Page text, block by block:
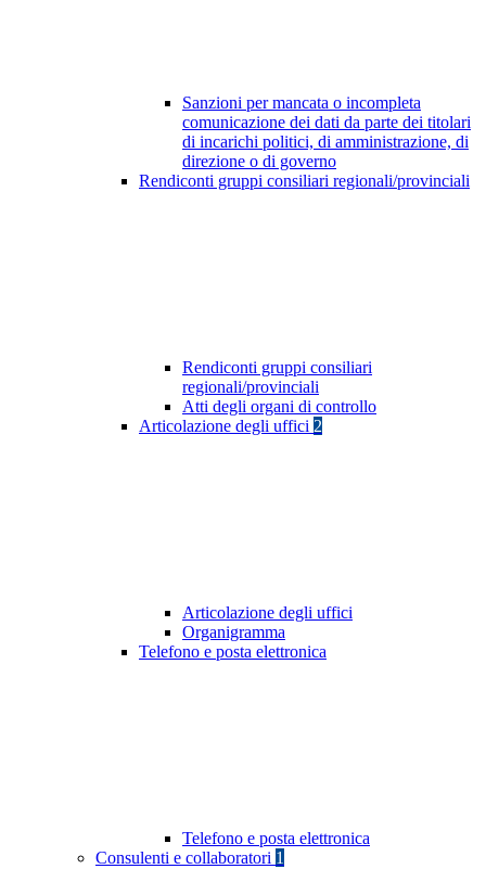
Sanzioni per mancata o incompleta
comunicazione dei dati da parte dei titolari
di incarichi politici, di amministrazione, di
direzione o di governo
Rendiconti gruppi consiliari regionali/provinciali
Rendiconti gruppi consiliari
regionali/provinciali
Atti degli organi di controllo
Articolazione degli uffici 2
Articolazione degli uffici
Organigramma
Telefono e posta elettronica
Telefono e posta elettronica
Consulenti e collaboratori 1